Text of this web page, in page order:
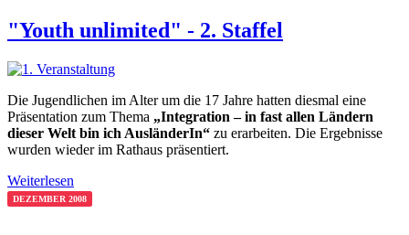
"Youth unlimited" - 2. Staffel
Die Jugendlichen im Alter um die 17 Jahre hatten diesmal eine
Präsentation zum Thema „Integration – in fast allen Ländern
dieser Welt bin ich AusländerIn“ zu erarbeiten. Die Ergebnisse
wurden wieder im Rathaus präsentiert.
Weiterlesen
DEZEMBER 2008